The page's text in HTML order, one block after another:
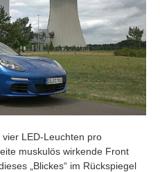
LED-Leuchten pro
muskulös wirkende Front
„Blickes“ im Rückspiegel